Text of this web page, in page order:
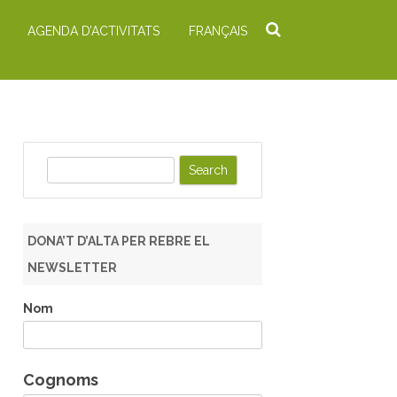
AGENDA D’ACTIVITATS FRANÇAIS
h
DONA’T D’ALTA PER REBRE EL
NEWSLETTER
Nom
Cognoms